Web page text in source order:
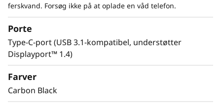
ferskvand. Forsøg ikke på at oplade en våd telefon.
Porte
Type-C-port (USB 3.1-kompatibel, understøtter
Displayport™ 1.4)
Farver
Carbon Black